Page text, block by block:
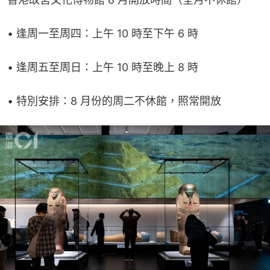
• 逢周一至周四：上午 10 時至下午 6 時
• 逢周五至周日：上午 10 時至晚上 8 時
• 特別安排：8 月份的周二不休館，照常開放